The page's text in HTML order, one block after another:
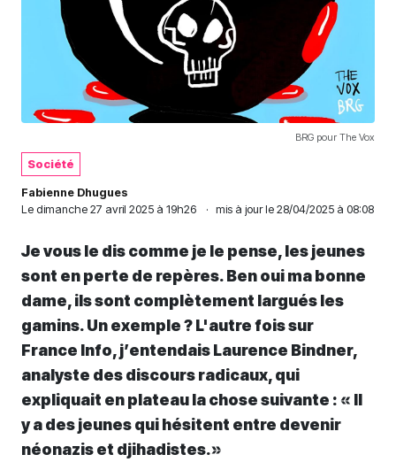
BRG pour The Vox
Société
Fabienne Dhugues
Le dimanche 27 avril 2025 à 19h26 · mis à jour le 28/04/2025 à 08:08
Je vous le dis comme je le pense, les jeunes
sont en perte de repères. Ben oui ma bonne
dame, ils sont complètement largués les
gamins. Un exemple ? L'autre fois sur
France Info, j’entendais Laurence Bindner,
analyste des discours radicaux, qui
expliquait en plateau la chose suivante : « Il
y a des jeunes qui hésitent entre devenir
néonazis et djihadistes.»